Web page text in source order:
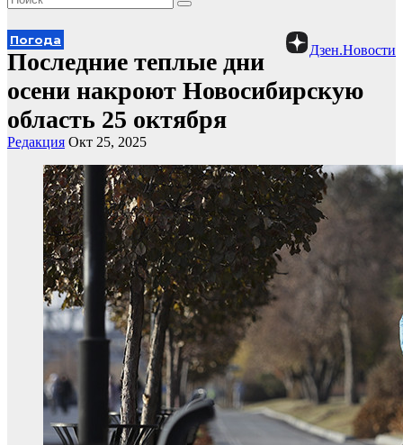
Дзен.Новости
Погода
Последние теплые дни
осени накроют Новосибирскую
область 25 октября
Редакция Окт 25, 2025